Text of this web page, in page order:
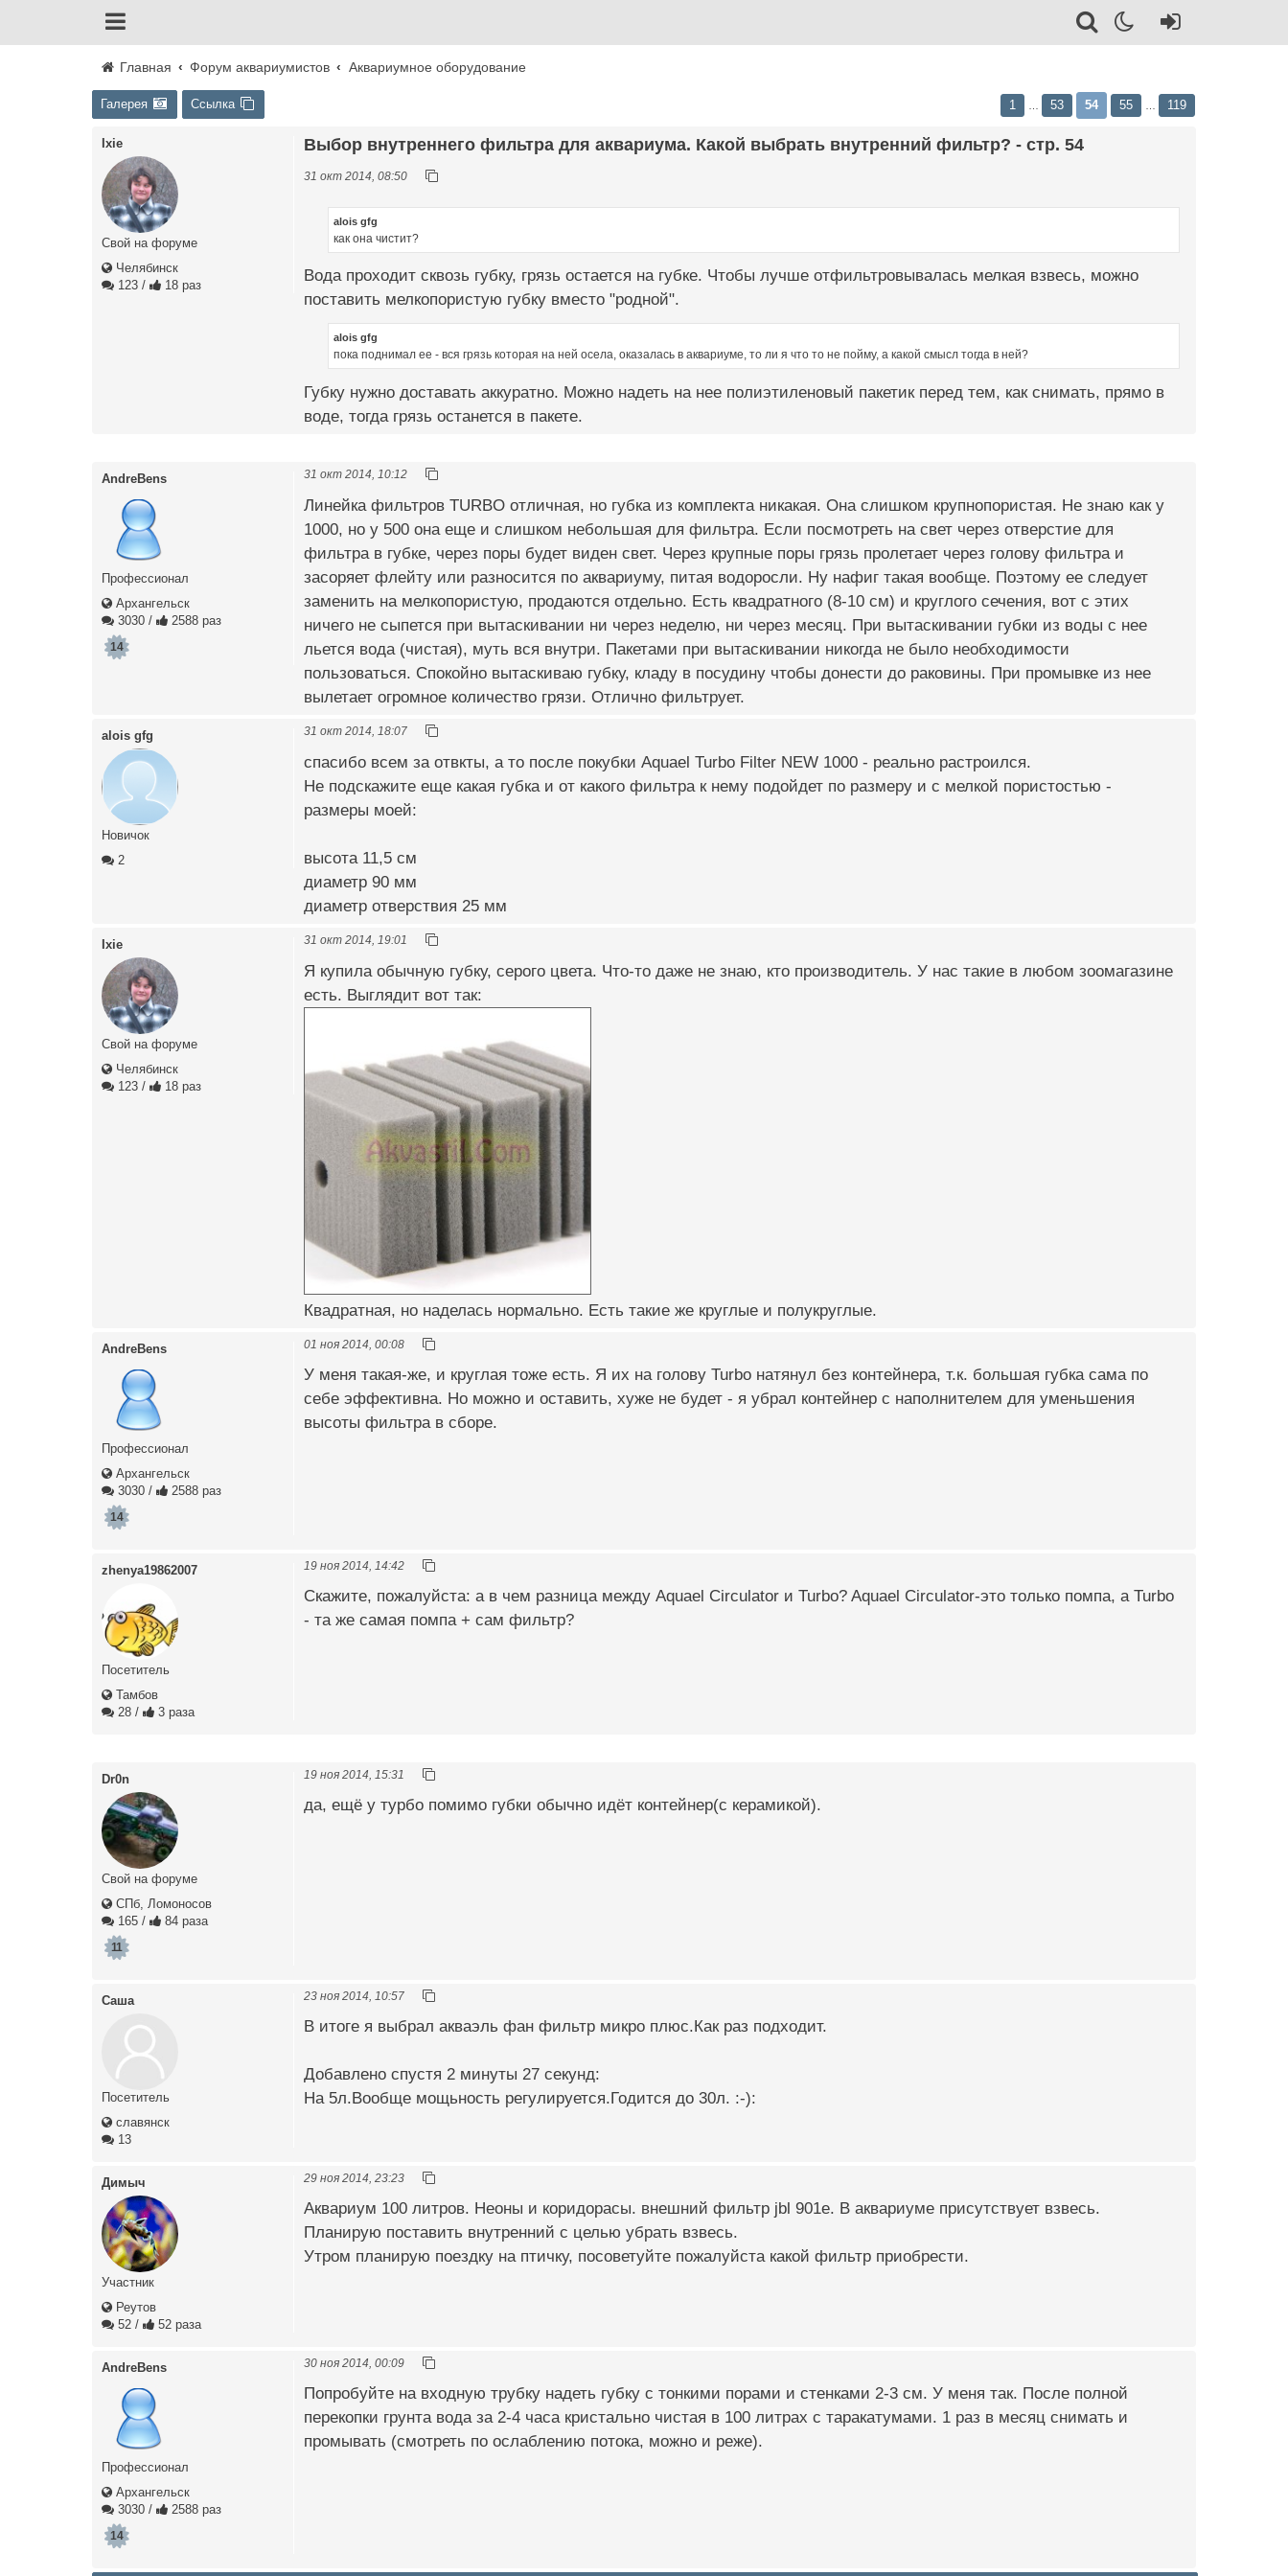
Главная Форум аквариумистов Аквариумное оборудование
Галерея Ссылка 1 53 54 55 119
Ixie
Свой на форуме
Челябинск
123 / 18 раз
Выбор внутреннего фильтра для аквариума. Какой выбрать внутренний фильтр? - стр. 54
31 окт 2014, 08:50
alois gfg
как она чистит?
Вода проходит сквозь губку, грязь остается на губке. Чтобы лучше отфильтровывалась мелкая взвесь, можно
поставить мелкопористую губку вместо "родной".
alois gfg
пока поднимал ее - вся грязь которая на ней осела, оказалась в аквариуме, то ли я что то не пойму, а какой смысл тогда в ней?
Губку нужно доставать аккуратно. Можно надеть на нее полиэтиленовый пакетик перед тем, как снимать, прямо в
воде, тогда грязь останется в пакете.
AndreBens
Профессионал
Архангельск
3030 / 2588 раз
14
31 окт 2014, 10:12
Линейка фильтров TURBO отличная, но губка из комплекта никакая. Она слишком крупнопористая. Не знаю как у
1000, но у 500 она еще и слишком небольшая для фильтра. Если посмотреть на свет через отверстие для
фильтра в губке, через поры будет виден свет. Через крупные поры грязь пролетает через голову фильтра и
засоряет флейту или разносится по аквариуму, питая водоросли. Ну нафиг такая вообще. Поэтому ее следует
заменить на мелкопористую, продаются отдельно. Есть квадратного (8-10 см) и круглого сечения, вот с этих
ничего не сыпется при вытаскивании ни через неделю, ни через месяц. При вытаскивании губки из воды с нее
льется вода (чистая), муть вся внутри. Пакетами при вытаскивании никогда не было необходимости
пользоваться. Спокойно вытаскиваю губку, кладу в посудину чтобы донести до раковины. При промывке из нее
вылетает огромное количество грязи. Отлично фильтрует.
alois gfg
Новичок
2
31 окт 2014, 18:07
спасибо всем за отвкты, а то после покубки Aquael Turbo Filter NEW 1000 - реально растроился.
Не подскажите еще какая губка и от какого фильтра к нему подойдет по размеру и с мелкой пористостью -
размеры моей:
высота 11,5 см
диаметр 90 мм
диаметр отверствия 25 мм
Ixie
Свой на форуме
Челябинск
123 / 18 раз
31 окт 2014, 19:01
Я купила обычную губку, серого цвета. Что-то даже не знаю, кто производитель. У нас такие в любом зоомагазине
есть. Выглядит вот так:
Квадратная, но наделась нормально. Есть такие же круглые и полукруглые.
AndreBens
Профессионал
Архангельск
3030 / 2588 раз
14
01 ноя 2014, 00:08
У меня такая-же, и круглая тоже есть. Я их на голову Turbo натянул без контейнера, т.к. большая губка сама по
себе эффективна. Но можно и оставить, хуже не будет - я убрал контейнер с наполнителем для уменьшения
высоты фильтра в сборе.
zhenya19862007
Посетитель
Тамбов
28 / 3 раза
19 ноя 2014, 14:42
Скажите, пожалуйста: а в чем разница между Aquael Circulator и Turbo? Aquael Circulator-это только помпа, а Turbo
- та же самая помпа + сам фильтр?
Dr0n
Свой на форуме
СПб, Ломоносов
165 / 84 раза
11
19 ноя 2014, 15:31
да, ещё у турбо помимо губки обычно идёт контейнер(с керамикой).
Саша
Посетитель
славянск
13
23 ноя 2014, 10:57
В итоге я выбрал акваэль фан фильтр микро плюс.Как раз подходит.
Добавлено спустя 2 минуты 27 секунд:
На 5л.Вообще мощьность регулируется.Годится до 30л. :-):
Димыч
Участник
Реутов
52 / 52 раза
29 ноя 2014, 23:23
Аквариум 100 литров. Неоны и коридорасы. внешний фильтр jbl 901e. В аквариуме присутствует взвесь.
Планирую поставить внутренний с целью убрать взвесь.
Утром планирую поездку на птичку, посоветуйте пожалуйста какой фильтр приобрести.
AndreBens
Профессионал
Архангельск
3030 / 2588 раз
14
30 ноя 2014, 00:09
Попробуйте на входную трубку надеть губку с тонкими порами и стенками 2-3 см. У меня так. После полной
перекопки грунта вода за 2-4 часа кристально чистая в 100 литрах с таракатумами. 1 раз в месяц снимать и
промывать (смотреть по ослаблению потока, можно и реже).